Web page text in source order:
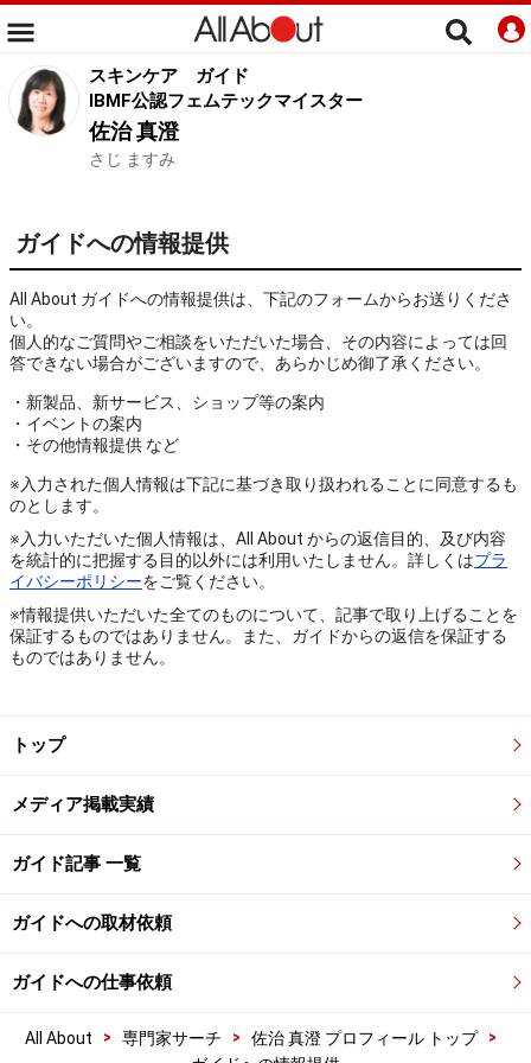
スキンケア
ガイド
IBMF公認フェムテックマイスター
佐治 真澄
さじ ますみ
ガイドへの情報提供
All About ガイドへの情報提供は、下記のフォームからお送りくださ
い。
個人的なご質問やご相談をいただいた場合、その内容によっては回
答できない場合がございますので、あらかじめ御了承ください。
・新製品、新サービス、ショップ等の案内
・イベントの案内
・その他情報提供 など
※入力された個人情報は下記に基づき取り扱われることに同意するも
のとします。
※入力いただいた個人情報は、All About からの返信目的、及び内容
を統計的に把握する目的以外には利用いたしません。詳しくはプラ
イバシーポリシーをご覧ください。
※情報提供いただいた全てのものについて、記事で取り上げることを
保証するものではありません。また、ガイドからの返信を保証する
ものではありません。
トップ
メディア掲載実績
ガイド記事 一覧
ガイドへの取材依頼
ガイドへの仕事依頼
All About > 専門家サーチ > 佐治 真澄 プロフィール トップ
>